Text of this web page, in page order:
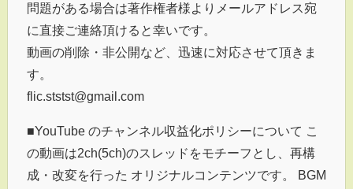
問題がある場合は著作権者様よりメールアドレス宛
に直接ご連絡頂けると幸いです。
動画の削除・非公開など、迅速に対応させて頂きま
す。
flic.ststst@gmail.com
■YouTube のチャンネル収益化ポリシーについて こ
の動画は2ch(5ch)のスレッドをモチーフとし、再構
成・改変を行った オリジナルコンテンツです。 BGM